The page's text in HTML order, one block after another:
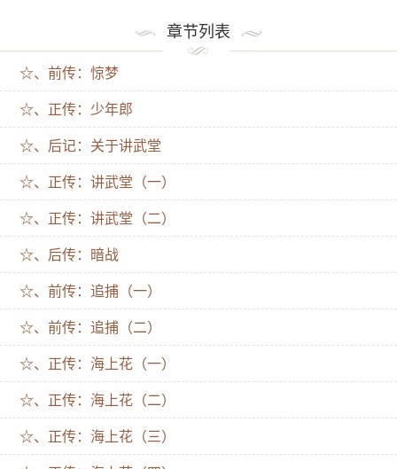
有如逆水行舟，不进则退。 他出身低微，但身怀绝技，
考入讲武堂，一心出人头地，一展宏图。 却被锦衣卫指
挥使看中，用身世之密威胁，加入锦衣卫，成为阴影中
的利刃。 孟剑卿从基层开始历练，与昔日讲武堂同门厮
杀，揭发官粮私卖案；小西天救人，被委以重任；海上
夺宝，守护大明财富凭着高强的武艺和善于审时度势的
态度，他屡办大案，逐步升迁，直至朝代更迭，起起落
落。 世道莫测，宦海浮沉，但孟剑卿知道，无论世事如
何翻云覆雨，他总要牢牢握住手中的刀，才能在这种种
风云变幻中，握住自己的命运。
章节列表
☆、前传：惊梦
☆、正传：少年郎
☆、后记：关于讲武堂
☆、正传：讲武堂（一）
☆、正传：讲武堂（二）
☆、后传：暗战
☆、前传：追捕（一）
☆、前传：追捕（二）
☆、正传：海上花（一）
☆、正传：海上花（二）
☆、正传：海上花（三）